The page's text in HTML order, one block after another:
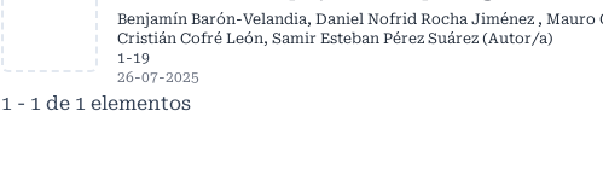
Benjamín Barón-Velandia, Daniel Nofrid Rocha Jiménez , Mauro
Cristián Cofré León, Samir Esteban Pérez Suárez (Autor/a)
1-19
26-07-2025
1 - 1 de 1 elementos